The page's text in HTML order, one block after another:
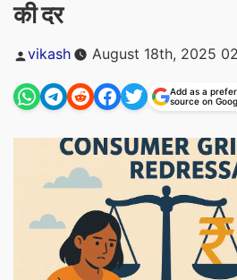
की दर
Posted
vikash August 18th, 2025
Add as a
source on